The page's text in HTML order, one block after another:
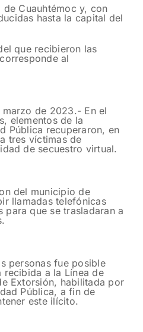
de Cuauhtémoc y, con
hasta la capital del
que recibieron las
al
de 2023.- En el
elementos de la
Pública recuperaron, en
tres víctimas de
de secuestro virtual.
del municipio de
llamadas telefónicas
para que se trasladaran a
personas fue posible
recibida a la Línea de
Extorsión, habilitada por
Pública, a fin de
este ilícito.